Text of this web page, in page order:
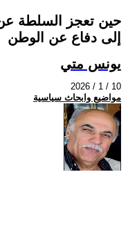
حين تعجز السلطة عن
إلى دفاع عن الوطن
يونس متي
2026 / 1 / 10
مواضيع وابحاث سياسية